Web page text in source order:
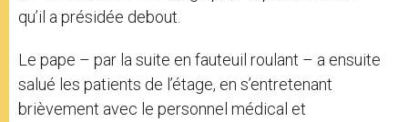
qu’il a présidée debout.
Le pape – par la suite en fauteuil roulant – a ensuite
salué les patients de l’étage, en s’entretenant
brièvement avec le personnel médical et